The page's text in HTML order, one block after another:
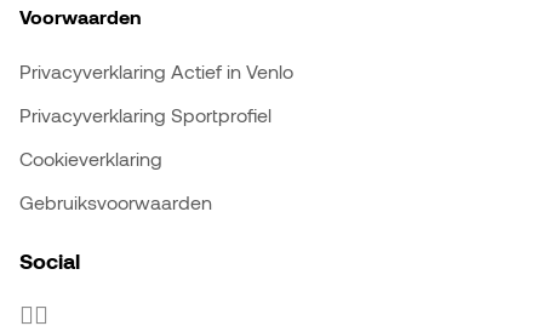
Voorwaarden
Privacyverklaring Actief in Venlo
Privacyverklaring Sportprofiel
Cookieverklaring
Gebruiksvoorwaarden
Social